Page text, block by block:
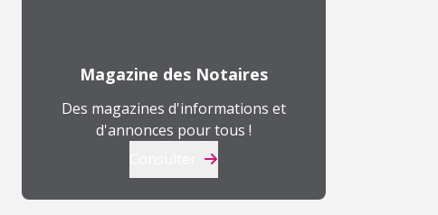
Magazine des Notaires
Des magazines d'informations et
d'annonces pour tous !